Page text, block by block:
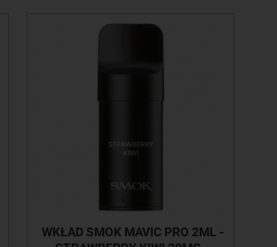
WKŁAD SMOK MAVIC PRO 2ML -